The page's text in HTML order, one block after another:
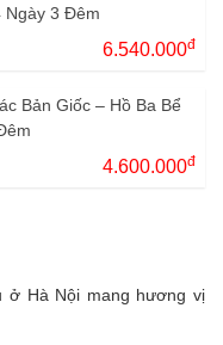
Ngày 3 Đêm
6.540.000đ
Bản Giốc – Hồ Ba Bể
4.600.000đ
ở Hà Nội mang hương vị